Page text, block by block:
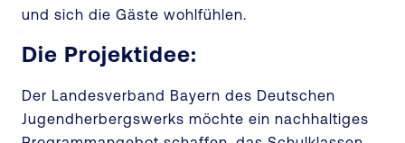
und sich die Gäste wohlfühlen.
Die Projektidee:
Der Landesverband Bayern des Deutschen
Jugendherbergswerks möchte ein nachhaltiges